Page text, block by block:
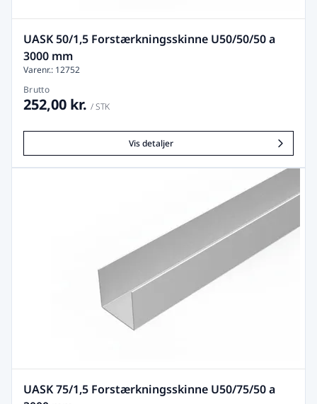
UASK 50/1,5 Forstærkningsskinne U50/50/50 a
3000 mm
Varenr.: 12752
Brutto
252,00 kr. / STK
Vis detaljer
UASK 75/1,5 Forstærkningsskinne U50/75/50 a